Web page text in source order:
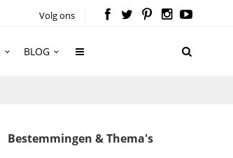
Volg ons
BLOG
Bestemmingen & Thema's